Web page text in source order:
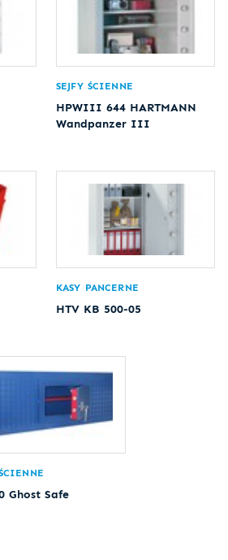
SEJFY ŚCIENNE
HPWIII 644 HARTMANN
Wandpanzer III
KASY PANCERNE
HTV KB 500-05
Ghost Safe